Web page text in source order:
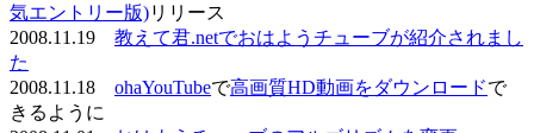
気エントリー版)リリース
2008.11.19 教えて君.netでおはようチューブが紹介されまし
た
2008.11.18 ohaYouTubeで高画質HD動画をダウンロードで
きるように